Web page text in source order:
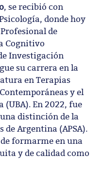
, se recibió con
donde hoy
de
Cognitivo
Investigación
su carrera en la
en Terapias
y el
(UBA). En 2022, fue
distinción de la
Argentina (APSA).
formarme en una
y de calidad como